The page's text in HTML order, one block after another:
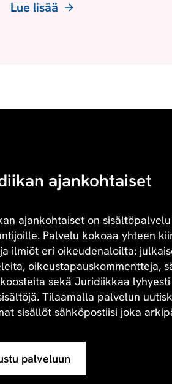
Lue lisää
ajankohtaiset
ajankohtaiset on
Palvelu kokoaa yhteen
ilmiöt eri oikeudenaloilta:
oikeustapauskommentteja,
sekä Juridiikkaa
Tilaamalla palvelun
sisällöt sähköpostiisi joka
palveluun